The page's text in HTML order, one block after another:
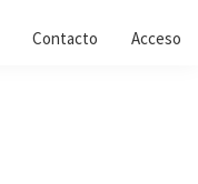
Contacto Acceso